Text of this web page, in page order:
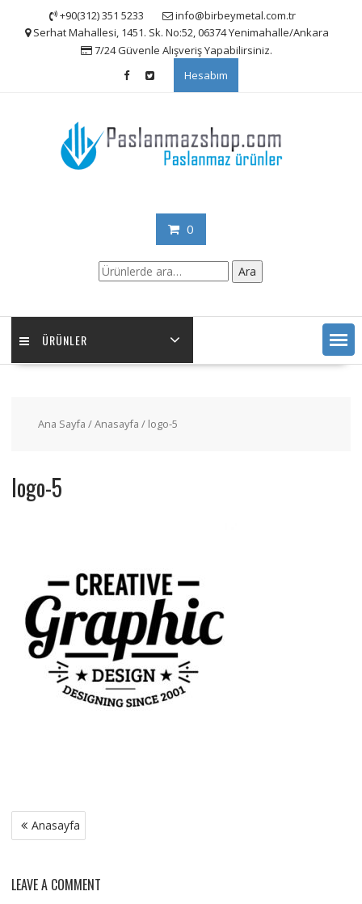
+90(312) 351 5233
info@birbeymetal.com.tr
Serhat Mahallesi, 1451. Sk. No:52, 06374 Yenimahalle/Ankara
7/24 Güvenle Alışveriş Yapabilirsiniz.
Hesabım
0
Ara: Ara
ÜRÜNLER
Ana Sayfa /Anasayfa / logo-5
logo-5
Yazı
gezinmesi
Anasayfa
LEAVE A COMMENT